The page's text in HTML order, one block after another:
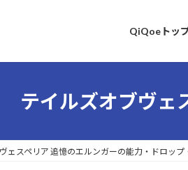
QiQoeトッ
テイルズオブヴェ
ヴェスペリア 追憶のエルンガーの能力・ドロッ